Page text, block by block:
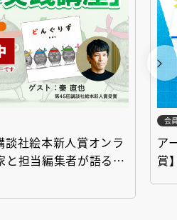
談社絵本新人賞オンラ
担当編集者が語る
会
ア
賞